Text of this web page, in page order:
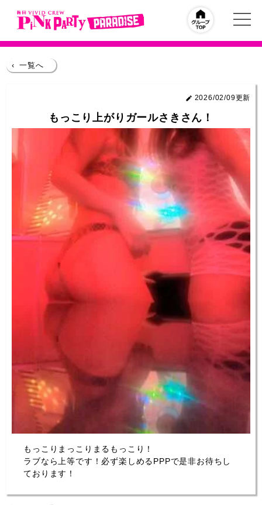
‹ 一覧へ
2026/02/09更新
もっこり上がりガールさきさん！
もっこりまっこりまるもっこり！
ラブなら上等です！必ず楽しめるPPPで是非お待ちし
ております！